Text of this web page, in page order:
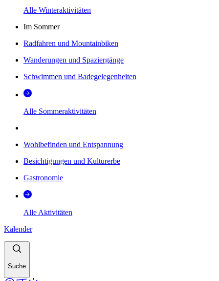
Alle Winteraktivitäten
Im Sommer
Radfahren und Mountainbiken
Wanderungen und Spaziergänge
Schwimmen und Badegelegenheiten
Alle Sommeraktivitäten
Wohlbefinden und Entspannung
Besichtigungen und Kulturerbe
Gastronomie
Alle Aktivitäten
Kalender
Suche